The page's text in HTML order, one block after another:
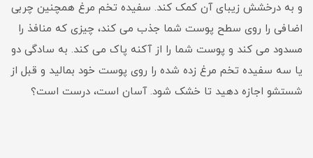
و به درخشش زیبای آن کمک کند. سفیده تخم مرغ همچنین چربی
اضافی را روی سطح پوست شما جذب می کند، چیزی که منافذ را
مسدود می کند و پوست شما را از آکنه پاک می کند. به سادگی دو
یا سه سفیده تخم مرغ زده شده را روی پوست خود بمالید و قبل از
شستشو اجازه دهید تا خشک شود. آسان است، درست است؟